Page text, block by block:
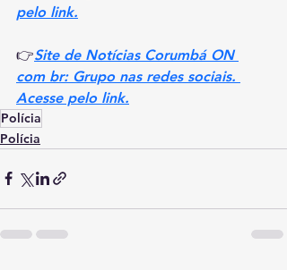
pelo link.
👉Site de Notícias Corumbá ON
com br: Grupo nas redes sociais.
Acesse pelo link.
Polícia
Polícia